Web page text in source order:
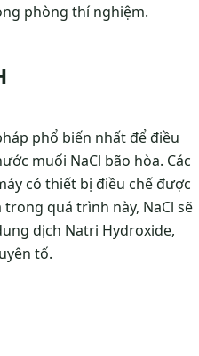
phòng thí nghiệm.
phổ biến nhất để điều
muối NaCl bão hòa. Các
có thiết bị điều chế được
trong quá trình này, NaCl sẽ
dịch Natri Hydroxide,
tố.